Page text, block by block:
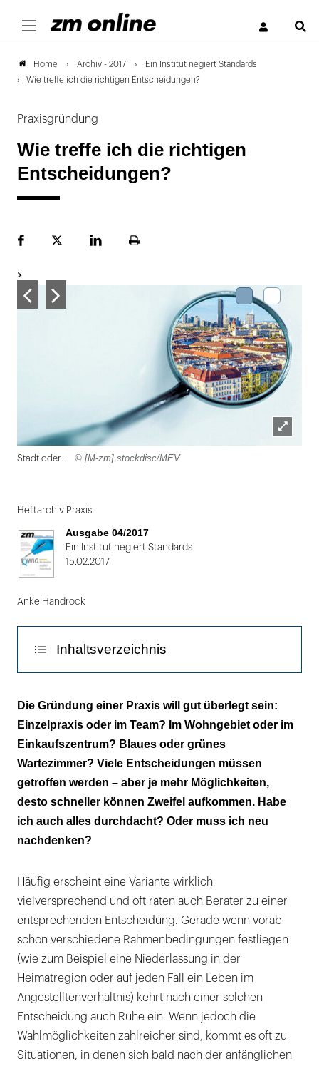
Home Archiv - 2017
Ein Institut negiert Standards
Wie treffe ich die richtigen Entscheidungen?
Praxisgründung
Wie treffe ich die richtigen
Entscheidungen?
FacebookPlattformLinekdInSeite
>
Stadt oder ... © [M-zm] stockdisc/MEV
1
von
2:
Stadt
...
Heftarchiv Praxis
Ausgabe 04/2017
Ein Institut negiert Standards
15.02.2017
Anke Handrock
Inhaltsverzeichnis
Ihr Ruhe-Netzwerk offenbart Ihre Zweifel
Sicherheit durch systematisches Vorgehen
Spiegeln Sie Ihre Wahl durch Imaginationen
Zum Schluss: Der Werte-Check
Die Gründung einer Praxis will gut überlegt sein:
Einzelpraxis oder im Team? Im Wohngebiet oder im
Einkaufszentrum? Blaues oder grünes
Wartezimmer? Viele Entscheidungen müssen
getroffen werden – aber je mehr Möglichkeiten,
desto schneller können Zweifel aufkommen. Habe
ich auch alles durchdacht? Oder muss ich neu
nachdenken?
Häufig erscheint eine Variante wirklich
vielversprechend und oft raten auch Berater zu einer
entsprechenden Entscheidung. Gerade wenn vorab
schon verschiedene Rahmenbedingungen festliegen
(wie zum Beispiel eine Niederlassung in der
Heimatregion oder auf jeden Fall ein Leben im
Angestelltenverhältnis) kehrt nach einer solchen
Entscheidung auch Ruhe ein. Wenn jedoch die
Wahlmöglichkeiten zahlreicher sind, kommt es oft zu
Situationen, in denen sich bald nach der anfänglichen